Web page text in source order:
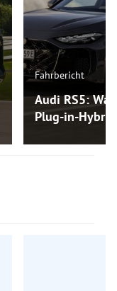
Fahrbericht
Audi RS5:
Plug-in-